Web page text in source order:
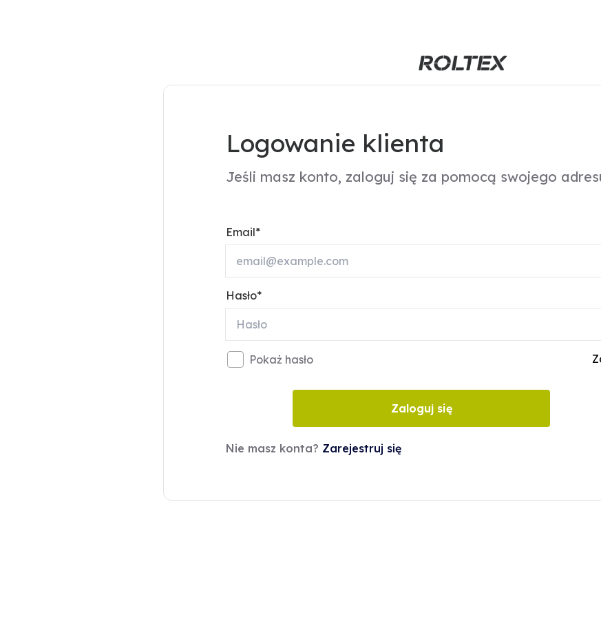
Logowanie klienta
Jeśli masz konto, zaloguj się za pomocą swojego
Email
Hasło
Pokaż hasło
Zaloguj się
Nie masz konta? Zarejestruj się